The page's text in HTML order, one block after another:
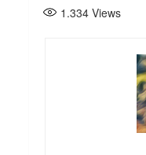
1.334 Views